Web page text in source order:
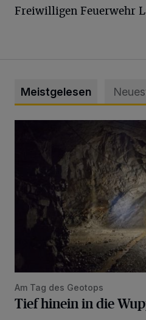
Freiwilligen Feuerwehr
Meistgelesen
Am Tag des Geotops
Tief hinein in die